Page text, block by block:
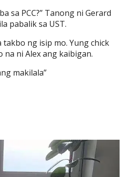
sa PCC?” Tanong ni Gerard
pabalik sa UST.
takbo ng isip mo. Yung chick
na ni Alex ang kaibigan.
makilala”